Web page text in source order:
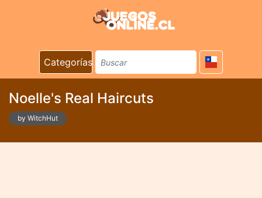
Categorías
Noelle's Real Haircuts
by WitchHut